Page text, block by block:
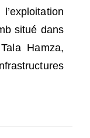
situé dans
Hamza,